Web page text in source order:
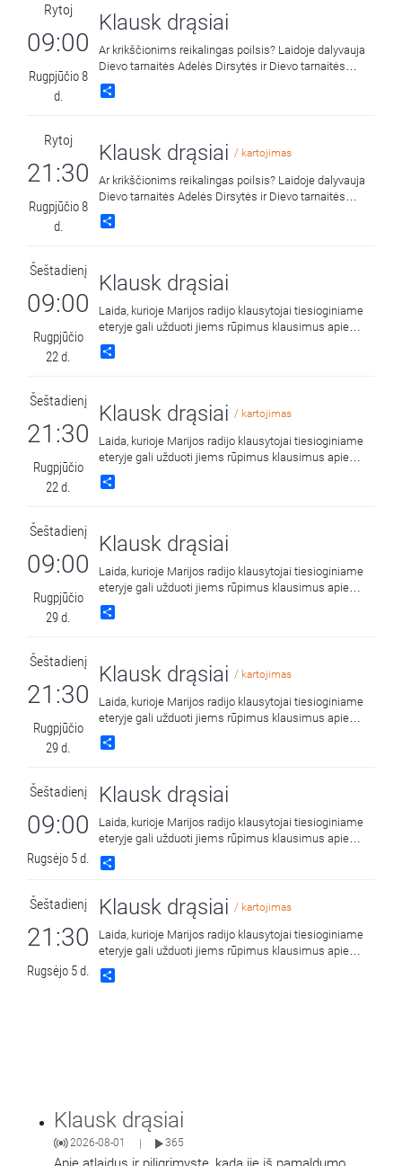
Rytoj
09:00
Rugpjūčio 8
d.
Klausk drąsiai
Ar krikščionims reikalingas poilsis? Laidoje dalyvauja
Dievo tarnaitės Adelės Dirsytės ir Dievo tarnaitės
Elenos Spirgevičiūtės bylų postulatorius, Kauno kunigų
seminarijos kapelionas kun. dr. Andrius Končius ir
Rytoj
21:30
Rugpjūčio 8
d.
Klausk drąsiai / kartojimas
Ar krikščionims reikalingas poilsis? Laidoje dalyvauja
Dievo tarnaitės Adelės Dirsytės ir Dievo tarnaitės
Elenos Spirgevičiūtės bylų postulatorius, Kauno kunigų
seminarijos kapelionas kun. dr. Andrius Končius ir
Šeštadienį
09:00
Rugpjūčio
22 d.
Klausk drąsiai
Laida, kurioje Marijos radijo klausytojai tiesioginiame
eteryje gali užduoti jiems rūpimus klausimus apie
tikėjimą ir krikščionišką gyvenimą.
Šeštadienį
21:30
Rugpjūčio
22 d.
Klausk drąsiai / kartojimas
Laida, kurioje Marijos radijo klausytojai tiesioginiame
eteryje gali užduoti jiems rūpimus klausimus apie
tikėjimą ir krikščionišką gyvenimą.
Šeštadienį
09:00
Rugpjūčio
29 d.
Klausk drąsiai
Laida, kurioje Marijos radijo klausytojai tiesioginiame
eteryje gali užduoti jiems rūpimus klausimus apie
tikėjimą ir krikščionišką gyvenimą.
Šeštadienį
21:30
Rugpjūčio
29 d.
Klausk drąsiai / kartojimas
Laida, kurioje Marijos radijo klausytojai tiesioginiame
eteryje gali užduoti jiems rūpimus klausimus apie
tikėjimą ir krikščionišką gyvenimą.
Šeštadienį
09:00
Rugsėjo 5 d.
Klausk drąsiai
Laida, kurioje Marijos radijo klausytojai tiesioginiame
eteryje gali užduoti jiems rūpimus klausimus apie
tikėjimą ir krikščionišką gyvenimą.
Šeštadienį
21:30
Rugsėjo 5 d.
Klausk drąsiai / kartojimas
Laida, kurioje Marijos radijo klausytojai tiesioginiame
eteryje gali užduoti jiems rūpimus klausimus apie
tikėjimą ir krikščionišką gyvenimą.
Klausk drąsiai
2026-08-01 365